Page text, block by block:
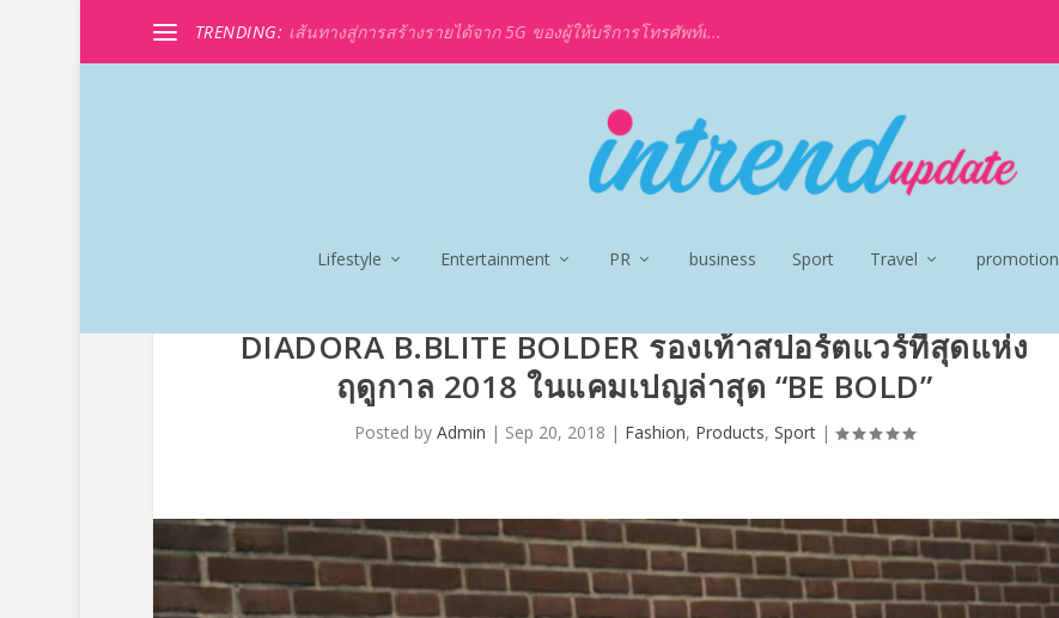
TRENDING: เส้นทางสู่การสร้างรายได้จาก 5G ของผู้ให้บริการโทรศัพท์เ...
Lifestyle Entertainment PR business Sport Travel promotion
DIADORA B.BLITE BOLDER รองเท้าสปอร์ตแวร์ที่สุดแห่ง
ฤดูกาล 2018 ในแคมเปญล่าสุด “BE BOLD”
Posted by Admin | Sep 20, 2018 | Fashion, Products, Sport|